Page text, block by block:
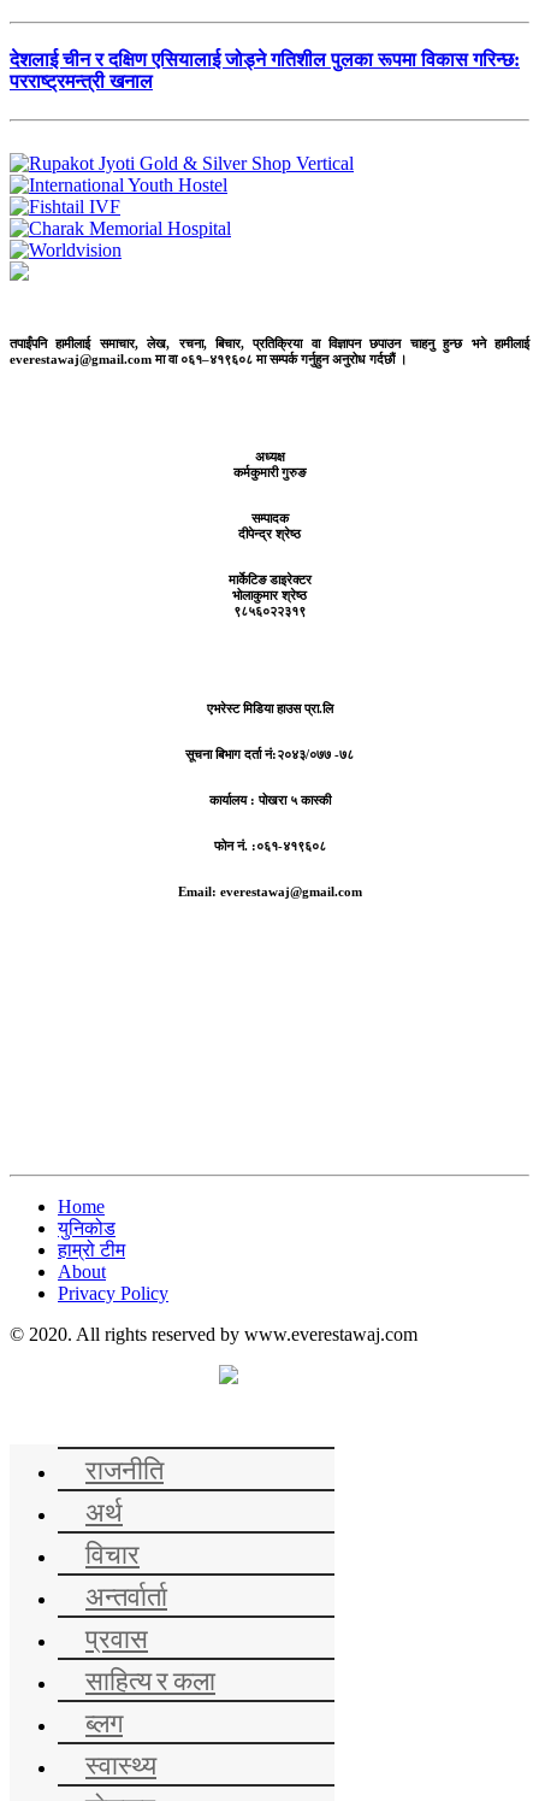
देशलाई चीन र दक्षिण एसियालाई जोड्ने गतिशील पुलका रूपमा विकास गरिन्छ:
परराष्ट्रमन्त्री खनाल
तपाईंपनि हामीलाई समाचार, लेख, रचना, बिचार, प्रतिक्रिया वा विज्ञापन छपाउन चाहनु हुन्छ भने हामीलाई
everestawaj@gmail.com मा वा ०६१–४१९६०८ मा सम्पर्क गर्नुहुन अनुरोध गर्दछौं ।
अध्यक्ष
कर्मकुमारी गुरुङ
सम्पादक
दीपेन्द्र श्रेष्ठ
मार्केटिङ डाइरेक्टर
भोलाकुमार श्रेष्ठ
९८५६०२२३१९
एभरेस्ट मिडिया हाउस प्रा.लि
सूचना बिभाग दर्ता नं:२०४३/०७७ -७८
कार्यालय :पोखरा ५ कास्की
फोन नं. :०६१-४१९६०८
Email: everestawaj@gmail.com
Home
युनिकोड
हाम्रो टीम
About
Privacy Policy
© 2020. All rights reserved by www.everestawaj.com
राजनीति
अर्थ
विचार
अन्तर्वार्ता
प्रवास
साहित्य र कला
ब्लग
स्वास्थ्य